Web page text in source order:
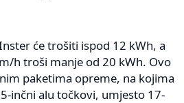
će trošiti ispod 12 kWh, a
h troši manje od 20 kWh. Ovo
paketima opreme, na kojima
inčni alu točkovi, umjesto 17-